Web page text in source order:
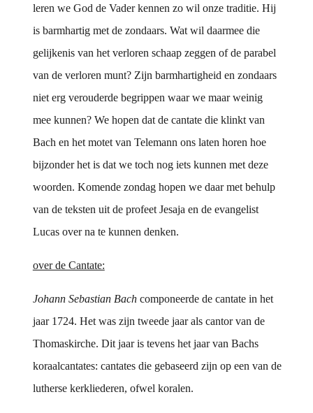
leren we God de Vader kennen zo wil onze traditie. Hij
is barmhartig met de zondaars. Wat wil daarmee die
gelijkenis van het verloren schaap zeggen of de parabel
van de verloren munt? Zijn barmhartigheid en zondaars
niet erg verouderde begrippen waar we maar weinig
mee kunnen? We hopen dat de cantate die klinkt van
Bach en het motet van Telemann ons laten horen hoe
bijzonder het is dat we toch nog iets kunnen met deze
woorden. Komende zondag hopen we daar met behulp
van de teksten uit de profeet Jesaja en de evangelist
Lucas over na te kunnen denken.
over de Cantate:
Johann Sebastian Bachcomponeerde de cantate in het
jaar 1724. Het was zijn tweede jaar als cantor van de
Thomaskirche. Dit jaar is tevens het jaar van Bachs
koraalcantates: cantates die gebaseerd zijn op een van de
lutherse kerkliederen, ofwel koralen.